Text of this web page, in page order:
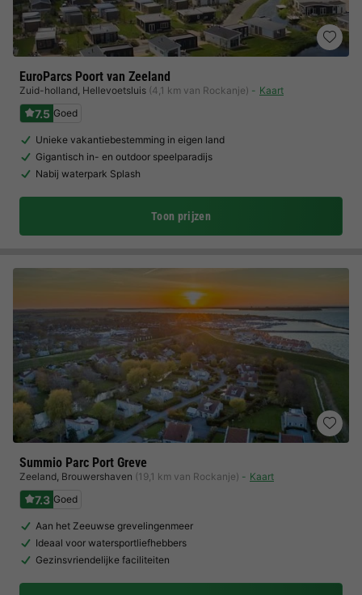
EuroParcs Poort van Zeeland
Zuid-holland, Hellevoetsluis (4,1 km van Rockanje) Kaart
7.5 Goed
Unieke vakantiebestemming in eigen land
Gigantisch in- en outdoor speelparadijs
Nabij waterpark Splash
Toon prijzen
Summio Parc Port Greve
Zeeland, Brouwershaven (19,1 km van Rockanje) Kaart
7.3 Goed
Aan het Zeeuwse grevelingenmeer
Ideaal voor watersportliefhebbers
Gezinsvriendelijke faciliteiten